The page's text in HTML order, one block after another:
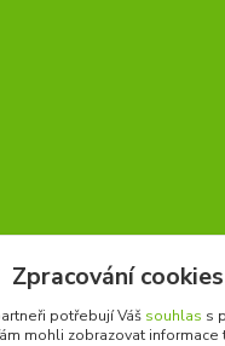
366
Zpracování cookies
potřebují Váš souhlas s
mohli zobrazovat informace